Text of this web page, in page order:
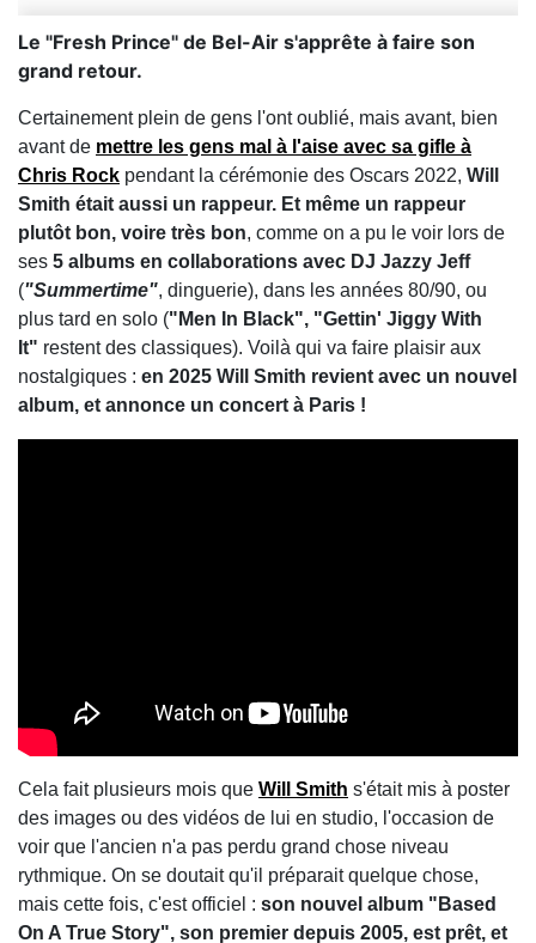
Le "Fresh Prince" de Bel-Air s'apprête à faire son
grand retour.
Certainement plein de gens l'ont oublié, mais avant, bien
avant de mettre les gens mal à l'aise avec sa gifle à
Chris Rock pendant la cérémonie des Oscars 2022, Will
Smith était aussi un rappeur. Et même un rappeur
plutôt bon, voire très bon, comme on a pu le voir lors de
ses 5 albums en collaborations avec DJ Jazzy Jeff
("Summertime", dinguerie), dans les années 80/90, ou
plus tard en solo ("Men In Black", "Gettin' Jiggy With
It" restent des classiques). Voilà qui va faire plaisir aux
nostalgiques : en 2025 Will Smith revient avec un nouvel
album, et annonce un concert à Paris !
Cela fait plusieurs mois que Will Smith s'était mis à poster
des images ou des vidéos de lui en studio, l'occasion de
voir que l'ancien n'a pas perdu grand chose niveau
rythmique. On se doutait qu'il préparait quelque chose,
mais cette fois, c'est officiel : son nouvel album "Based
On A True Story", son premier depuis 2005, est prêt, et